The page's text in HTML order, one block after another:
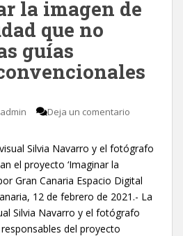
la imagen de
que no
guías
admin Deja un comentario
Silvia Navarro y el fotógrafo
el proyecto ‘Imaginar la
Gran Canaria Espacio Digital
12 de febrero de 2021.- La
Silvia Navarro y el fotógrafo
del proyecto